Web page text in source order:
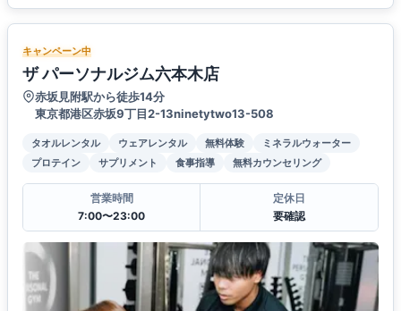
キャンペーン中
ザ パーソナルジム六本木店
赤坂見附駅から徒歩14分
東京都港区赤坂9丁目2-13ninetytwo13-508
タオルレンタル ウェアレンタル 無料体験
ミネラルウォーター
プロテイン
サプリメント 食事指導 無料カウンセリング
営業時間
7:00〜23:00
定休日
要確認